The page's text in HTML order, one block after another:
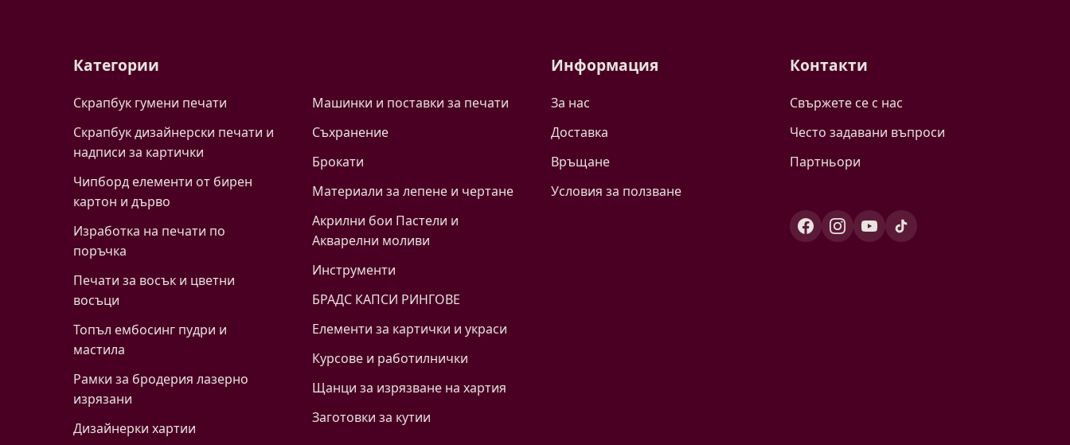
Категории
Скрапбук гумени печати
Скрапбук дизайнерски печати и
надписи за картички
Чипборд елементи от бирен
картон и дърво
Изработка на печати по
поръчка
Печати за восък и цветни
восъци
Топъл ембосинг пудри и
мастила
Рамки за бродерия лазерно
изрязани
Дизайнерки хартии
Машинки и поставки за печати
Съхранение
Брокати
Материали за лепене и чертане
Акрилни бои Пастели и
Акварелни моливи
Инструменти
БРАДС КАПСИ РИНГОВЕ
Eлементи за картички и украси
Курсове и работилнички
Щанци за изрязване на хартия
Заготовки за кутии
Информация
За нас
Доставка
Връщане
Условия за ползване
Контакти
Свържете се с нас
Често задавани въпроси
Партньори